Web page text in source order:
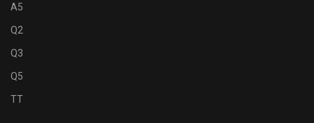
A5
Q2
Q3
Q5
TT